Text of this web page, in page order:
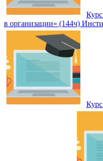
в организации» (144ч)